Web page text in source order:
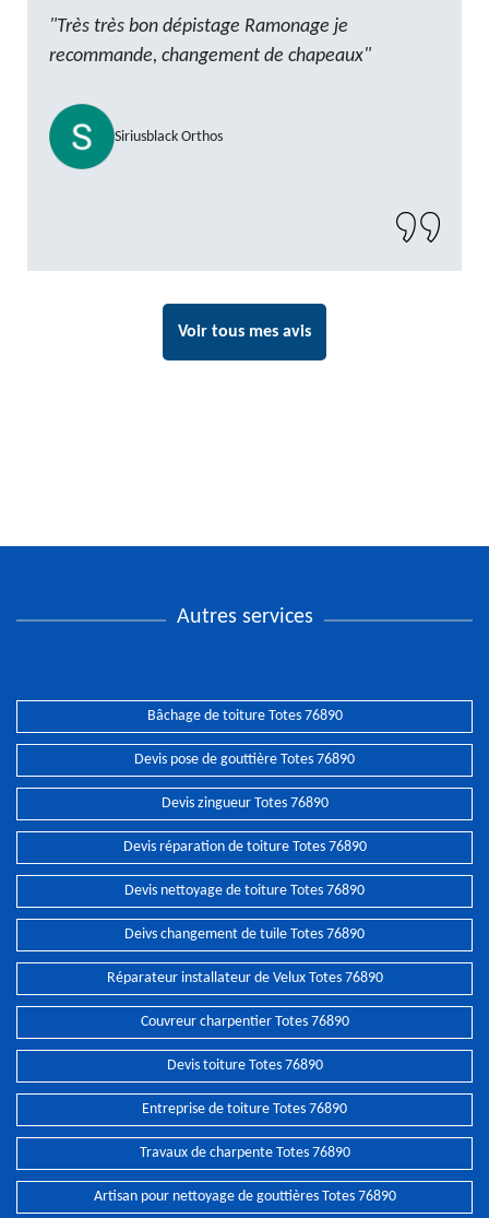
"Très très bon dépistage Ramonage je
recommande, changement de chapeaux"
Siriusblack Orthos
Voir tous mes avis
Autres services
Bâchage de toiture Totes 76890
Devis pose de gouttière Totes 76890
Devis zingueur Totes 76890
Devis réparation de toiture Totes 76890
Devis nettoyage de toiture Totes 76890
Deivs changement de tuile Totes 76890
Réparateur installateur de Velux Totes 76890
Couvreur charpentier Totes 76890
Devis toiture Totes 76890
Entreprise de toiture Totes 76890
Travaux de charpente Totes 76890
Artisan pour nettoyage de gouttières Totes 76890